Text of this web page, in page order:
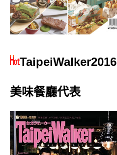
TaipeiWalker2016
美味餐廳代表